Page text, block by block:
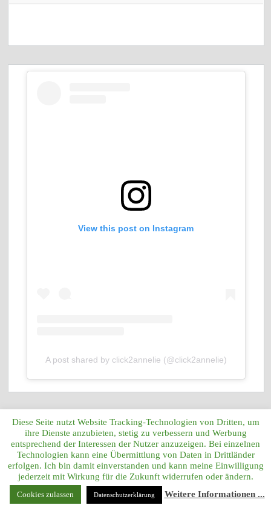
View this post on Instagram
A post shared by click2annelie (@click2annelie)
GRATIS - NICHTS VERPASSEN!
Geben Sie Ihre E-Mail-Adresse an, um
Benachrichtigungen über neue Beiträge
kostenlos zu erhalten.
Diese Seite nutzt Website Tracking-Technologien von Dritten, um
ihre Dienste anzubieten, stetig zu verbessern und Werbung
entsprechend der Interessen der Nutzer anzuzeigen. Bei einzelnen
Technologien kann eine Übermittlung von Daten in Drittländer
erfolgen. Ich bin damit einverstanden und kann meine Einwilligung
jederzeit mit Wirkung für die Zukunft widerrufen oder ändern.
Cookies zulassen Datenschutzerklärung Weitere Informationen ...